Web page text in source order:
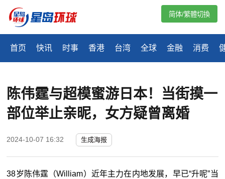
首页 快讯 时事 香港 台湾 全球 金融 消费
简体/繁體切換
陈伟霆与超模蜜游日本！当街摸一
部位举止亲昵，女方疑曾离婚
2024-10-07 16:32 生成海报
38岁陈伟霆（William）近年主力在内地发展，早已“升呢”当